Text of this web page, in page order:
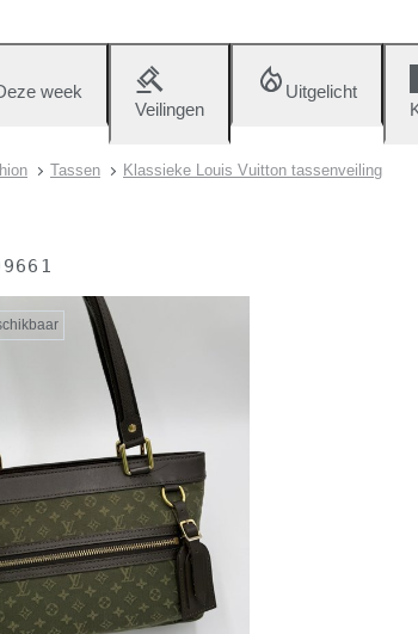
week
Veilingen
Uitgelicht
Tassen Klassieke Louis Vuitton tassenveiling